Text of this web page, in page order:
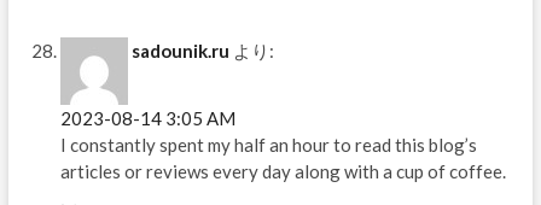
sadounik.ru より:
2023-08-14 3:05 AM
I constantly spent my half an hour to read this blog’s
articles or reviews every day along with a cup of coffee.